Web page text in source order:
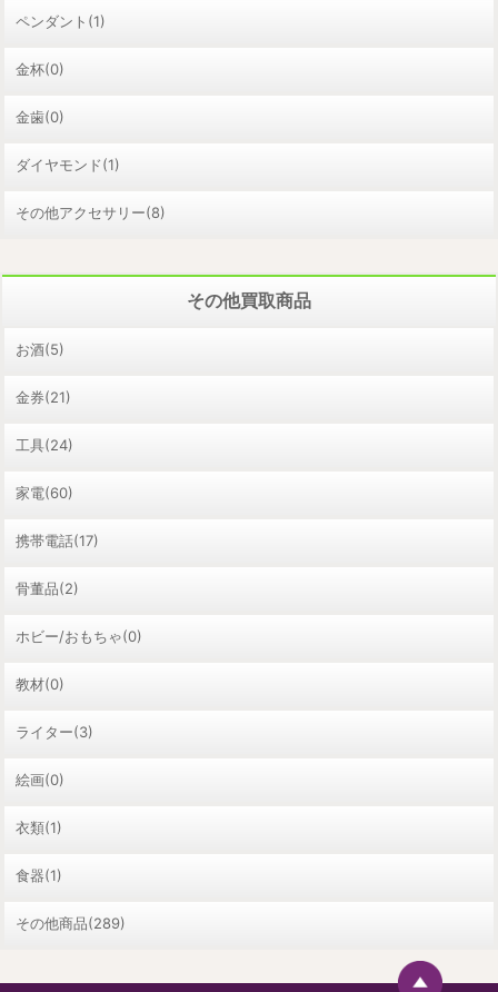
ペンダント(1)
金杯(0)
金歯(0)
ダイヤモンド(1)
その他アクセサリー(8)
その他買取商品
お酒(5)
金券(21)
工具(24)
家電(60)
携帯電話(17)
骨董品(2)
ホビー/おもちゃ(0)
教材(0)
ライター(3)
絵画(0)
衣類(1)
食器(1)
その他商品(289)